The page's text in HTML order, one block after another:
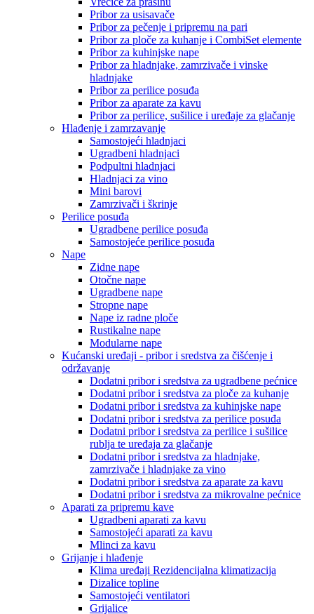
Pribor za usisavače
Pribor za pečenje i pripremu na pari
Pribor za ploče za kuhanje i CombiSet elemente
Pribor za kuhinjske nape
Pribor za hladnjake, zamrzivače i vinske
hladnjake
Pribor za perilice posuđa
Pribor za aparate za kavu
Pribor za perilice, sušilice i uređaje za glačanje
Hlađenje i zamrzavanje
Samostojeći hladnjaci
Ugradbeni hladnjaci
Podpultni hladnjaci
Hladnjaci za vino
Mini barovi
Zamrzivači i škrinje
Perilice posuđa
Ugradbene perilice posuđa
Samostojeće perilice posuđa
Nape
Zidne nape
Otočne nape
Ugradbene nape
Stropne nape
Nape iz radne ploče
Rustikalne nape
Modularne nape
Kućanski uređaji - pribor i sredstva za čišćenje i
održavanje
Dodatni pribor i sredstva za ugradbene pećnice
Dodatni pribor i sredstva za ploče za kuhanje
Dodatni pribor i sredstva za kuhinjske nape
Dodatni pribor i sredstva za perilice posuđa
Dodatni pribor i sredstva za perilice i sušilice
rublja te uređaja za glačanje
Dodatni pribor i sredstva za hladnjake,
zamrzivače i hladnjake za vino
Dodatni pribor i sredstva za aparate za kavu
Dodatni pribor i sredstva za mikrovalne pećnice
Aparati za pripremu kave
Ugradbeni aparati za kavu
Samostojeći aparati za kavu
Mlinci za kavu
Grijanje i hlađenje
Klima uređaji Rezidencijalna klimatizacija
Dizalice topline
Samostojeći ventilatori
Grijalice